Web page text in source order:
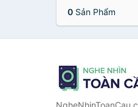
0 Sản Phẩm